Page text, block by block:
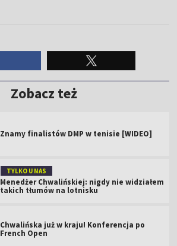
Zobacz też
Znamy finalistów DMP w tenisie [WIDEO]
TYLKO U NAS
Menedżer Chwalińskiej: nigdy nie widziałem
takich tłumów na lotnisku
Chwalińska już w kraju! Konferencja po
French Open